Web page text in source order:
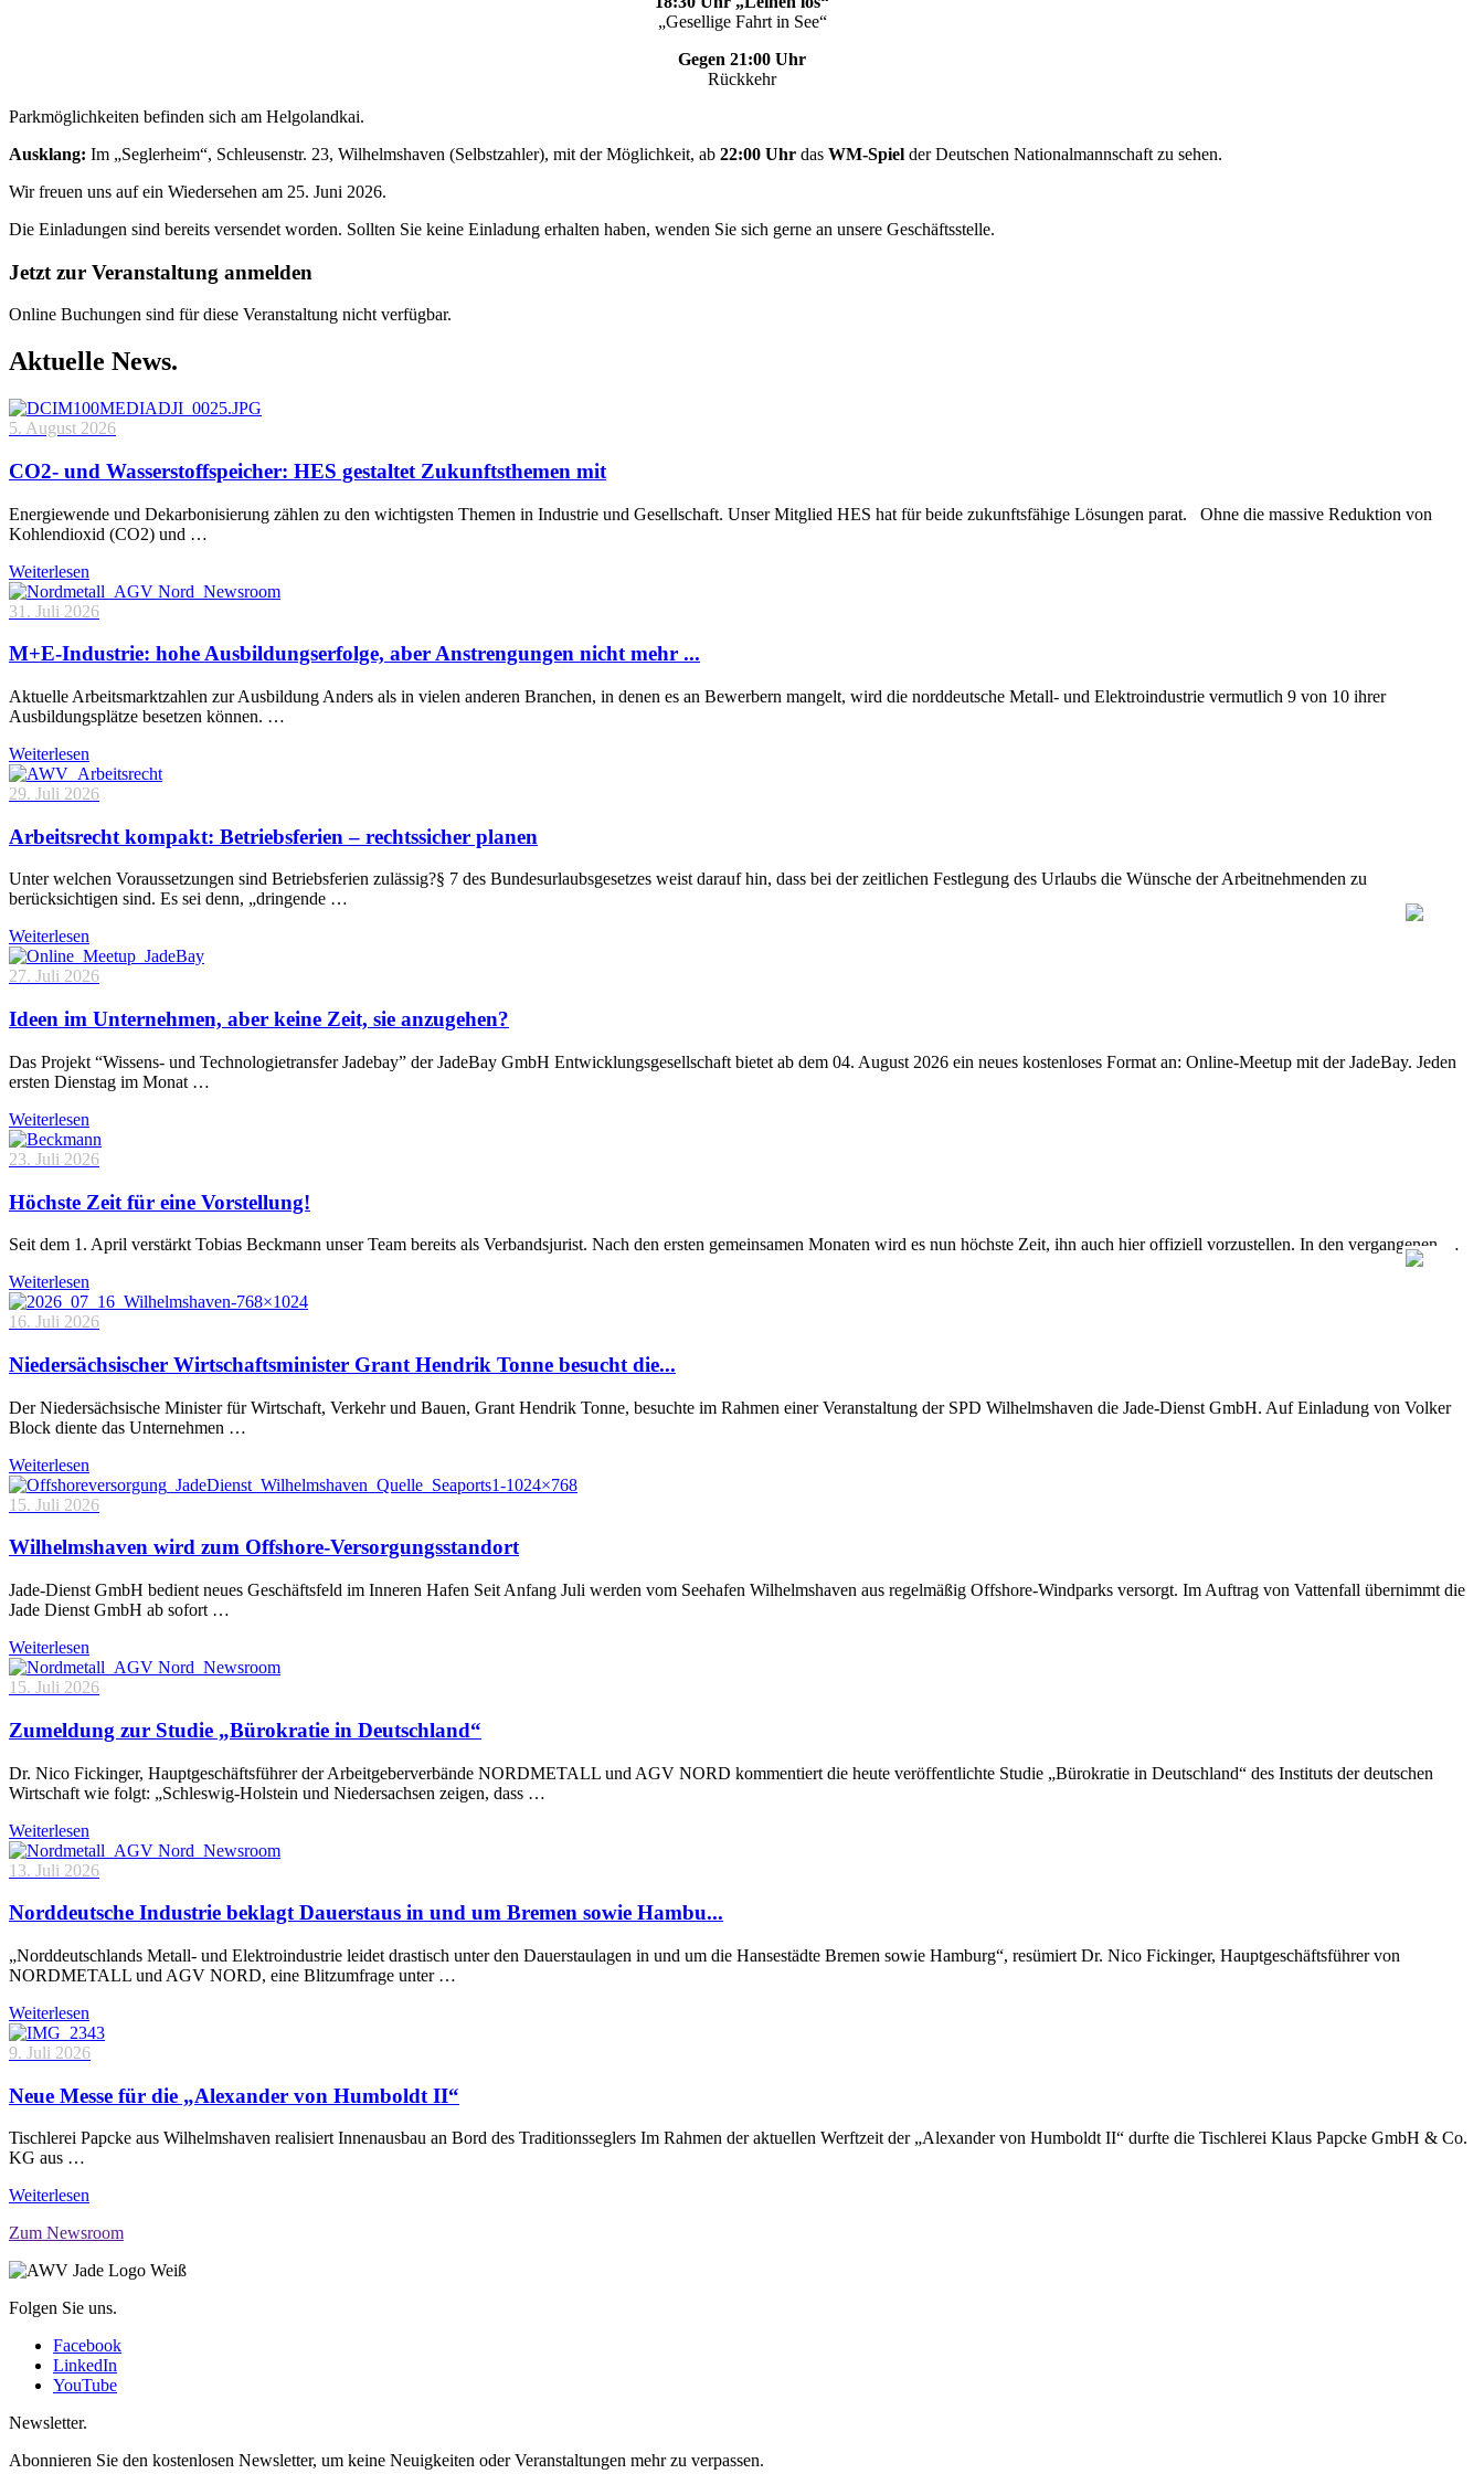
„Gesellige Fahrt in See“
Gegen 21:00 Uhr
Rückkehr
Parkmöglichkeiten befinden sich am Helgolandkai.
Ausklang: Im „Seglerheim“, Schleusenstr. 23, Wilhelmshaven (Selbstzahler), mit der Möglichkeit, ab 22:00 Uhr das WM-Spiel der Deutschen Nationalmannschaft zu sehen.
Wir freuen uns auf ein Wiedersehen am 25. Juni 2026.
Die Einladungen sind bereits versendet worden. Sollten Sie keine Einladung erhalten haben, wenden Sie sich gerne an unsere Geschäftsstelle.
Jetzt zur Veranstaltung anmelden
Online Buchungen sind für diese Veranstaltung nicht verfügbar.
Aktuelle News.
5. August 2026
CO2- und Wasserstoffspeicher: HES gestaltet Zukunftsthemen mit
Energiewende und Dekarbonisierung zählen zu den wichtigsten Themen in Industrie und Gesellschaft. Unser Mitglied HES hat für beide zukunftsfähige Lösungen parat. Ohne die massive Reduktion von
Kohlendioxid (CO2) und …
Weiterlesen
31. Juli 2026
M+E-Industrie: hohe Ausbildungserfolge, aber Anstrengungen nicht mehr ...
Aktuelle Arbeitsmarktzahlen zur Ausbildung Anders als in vielen anderen Branchen, in denen es an Bewerbern mangelt, wird die norddeutsche Metall- und Elektroindustrie vermutlich 9 von 10 ihrer
Ausbildungsplätze besetzen können. …
Weiterlesen
29. Juli 2026
Arbeitsrecht kompakt: Betriebsferien – rechtssicher planen
Unter welchen Voraussetzungen sind Betriebsferien zulässig?§ 7 des Bundesurlaubsgesetzes weist darauf hin, dass bei der zeitlichen Festlegung des Urlaubs die Wünsche der Arbeitnehmenden zu
berücksichtigen sind. Es sei denn, „dringende …
Weiterlesen
27. Juli 2026
Ideen im Unternehmen, aber keine Zeit, sie anzugehen?
Das Projekt “Wissens- und Technologietransfer Jadebay” der JadeBay GmbH Entwicklungsgesellschaft bietet ab dem 04. August 2026 ein neues kostenloses Format an: Online-Meetup mit der JadeBay. Jeden
ersten Dienstag im Monat …
Weiterlesen
23. Juli 2026
Höchste Zeit für eine Vorstellung!
Seit dem 1. April verstärkt Tobias Beckmann unser Team bereits als Verbandsjurist. Nach den ersten gemeinsamen Monaten wird es nun höchste Zeit, ihn auch hier offiziell vorzustellen. In den vergangenen …
Weiterlesen
16. Juli 2026
Niedersächsischer Wirtschaftsminister Grant Hendrik Tonne besucht die...
Der Niedersächsische Minister für Wirtschaft, Verkehr und Bauen, Grant Hendrik Tonne, besuchte im Rahmen einer Veranstaltung der SPD Wilhelmshaven die Jade-Dienst GmbH. Auf Einladung von Volker
Block diente das Unternehmen …
Weiterlesen
15. Juli 2026
Wilhelmshaven wird zum Offshore-Versorgungsstandort
Jade-Dienst GmbH bedient neues Geschäftsfeld im Inneren Hafen Seit Anfang Juli werden vom Seehafen Wilhelmshaven aus regelmäßig Offshore-Windparks versorgt. Im Auftrag von Vattenfall übernimmt die
Jade Dienst GmbH ab sofort …
Weiterlesen
15. Juli 2026
Zumeldung zur Studie „Bürokratie in Deutschland“
Dr. Nico Fickinger, Hauptgeschäftsführer der Arbeitgeberverbände NORDMETALL und AGV NORD kommentiert die heute veröffentlichte Studie „Bürokratie in Deutschland“ des Instituts der deutschen
Wirtschaft wie folgt: „Schleswig-Holstein und Niedersachsen zeigen, dass …
Weiterlesen
13. Juli 2026
Norddeutsche Industrie beklagt Dauerstaus in und um Bremen sowie Hambu...
„Norddeutschlands Metall- und Elektroindustrie leidet drastisch unter den Dauerstaulagen in und um die Hansestädte Bremen sowie Hamburg“, resümiert Dr. Nico Fickinger, Hauptgeschäftsführer von
NORDMETALL und AGV NORD, eine Blitzumfrage unter …
Weiterlesen
9. Juli 2026
Neue Messe für die „Alexander von Humboldt II“
Tischlerei Papcke aus Wilhelmshaven realisiert Innenausbau an Bord des Traditionsseglers Im Rahmen der aktuellen Werftzeit der „Alexander von Humboldt II“ durfte die Tischlerei Klaus Papcke GmbH & Co.
KG aus …
Weiterlesen
Zum Newsroom
Folgen Sie uns.
Facebook
LinkedIn
YouTube
Newsletter.
Abonnieren Sie den kostenlosen Newsletter, um keine Neuigkeiten oder Veranstaltungen mehr zu verpassen.